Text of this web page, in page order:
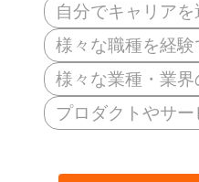
自分でキャリア
様々な職種を経験
様々な業種・業
プロダクトやサ